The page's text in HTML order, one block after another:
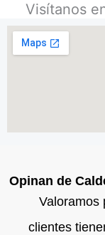
Visítanos
Opinan de
Valoramos
clientes